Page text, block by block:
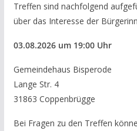
Treffen sind nachfolgend
über das Interesse der
03.08.2026um 19:00 Uhr
Gemeindehaus Bisperode
Lange Str. 4
31863 Coppenbrügge
Bei Fragen zu den Treffen